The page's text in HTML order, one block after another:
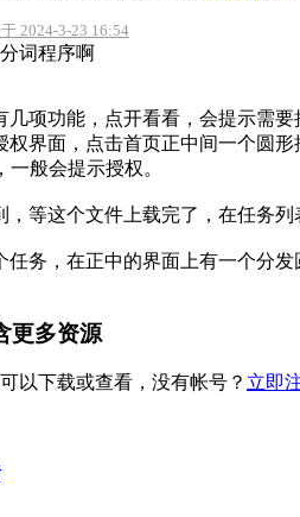
2024-3-23 16:54
词程序啊
几项功能，点开看看，会提示需要
权界面，点击首页正中间一个圆
一般会提示授权。
，等这个文件上载完了，在任务
任务，在正中的界面上有一个分
更多资源
以下载或查看，没有帐号？ 立即